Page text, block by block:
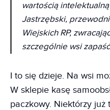
wartością intelektualną
Jastrzębski,
Wiejskich RP,
szczególnie wsi
I to się dzieje. Na wsi
W sklepie kasę
paczkowy. Niektórzy już